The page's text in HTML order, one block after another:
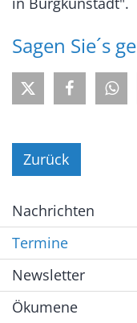
Sagen Sie´s
Zurück
Nachrichten
Termine
Newsletter
Ökumene